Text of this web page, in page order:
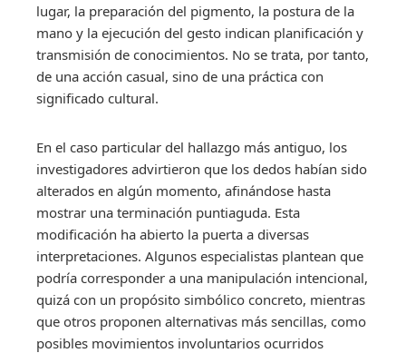
lugar, la preparación del pigmento, la postura de la
mano y la ejecución del gesto indican planificación y
transmisión de conocimientos. No se trata, por tanto,
de una acción casual, sino de una práctica con
significado cultural.
En el caso particular del hallazgo más antiguo, los
investigadores advirtieron que los dedos habían sido
alterados en algún momento, afinándose hasta
mostrar una terminación puntiaguda. Esta
modificación ha abierto la puerta a diversas
interpretaciones. Algunos especialistas plantean que
podría corresponder a una manipulación intencional,
quizá con un propósito simbólico concreto, mientras
que otros proponen alternativas más sencillas, como
posibles movimientos involuntarios ocurridos